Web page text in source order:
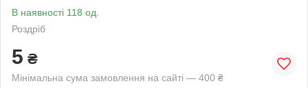
В наявності 118 од.
Роздріб
5 ₴
Мінімальна сума замовлення на сайті — 400 ₴